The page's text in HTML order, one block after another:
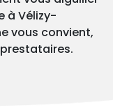
à Vélizy-
vous convient,